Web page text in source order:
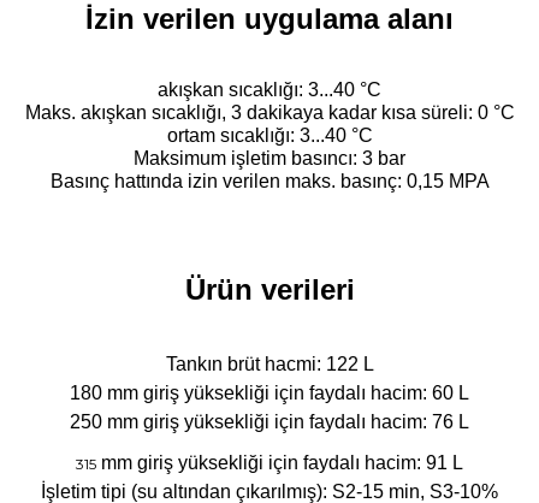
İzin verilen uygulama alanı
akışkan sıcaklığı: 3...40 °C
Maks. akışkan sıcaklığı, 3 dakikaya kadar kısa süreli: 0 °C
ortam sıcaklığı: 3...40 °C
Maksimum işletim basıncı: 3 bar
Basınç hattında izin verilen maks. basınç: 0,15 MPA
Ürün verileri
Tankın brüt hacmi: 122 L
180 mm giriş yüksekliği için faydalı hacim: 60 L
250 mm giriş yüksekliği için faydalı hacim: 76 L
315 mm giriş yüksekliği için faydalı hacim: 91 L
İşletim tipi (su altından çıkarılmış): S2-15 min, S3-10%